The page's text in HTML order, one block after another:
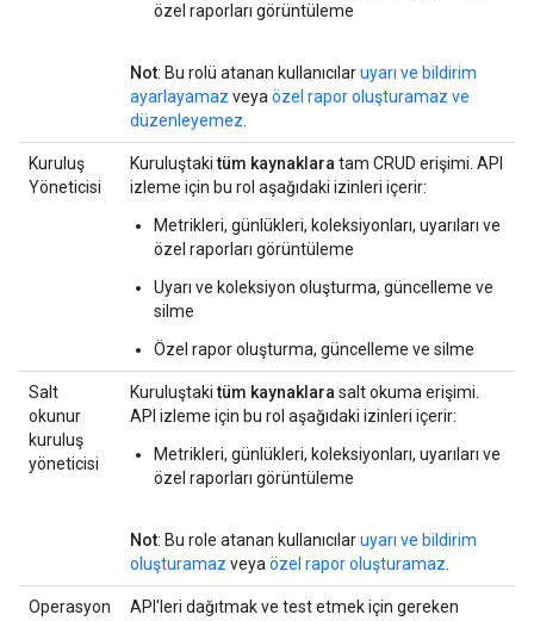
özel raporları görüntüleme
Not: Bu rolü atanan kullanıcılaruyarı ve bildirim
ayarlayamaz veya özel rapor oluşturamaz ve
düzenleyemez
Kuruluş
Yöneticisi
Kuruluştakitüm kaynaklara tam CRUD erişimi. API
izleme için bu rol aşağıdaki izinleri içerir:
Metrikleri, günlükleri, koleksiyonları, uyarıları ve
özel raporları görüntüleme
Uyarı ve koleksiyon oluşturma, güncelleme ve
silme
Özel rapor oluşturma, güncelleme ve silme
Salt
okunur
kuruluş
yöneticisi
Kuruluştakitüm kaynaklara salt okuma erişimi.
API izleme için bu rol aşağıdaki izinleri içerir:
Metrikleri, günlükleri, koleksiyonları, uyarıları ve
özel raporları görüntüleme
Not: Bu role atanan kullanıcılaruyarı ve bildirim
oluşturamaz veya özel rapor oluşturamaz
Operasyon API'leri dağıtmak ve test etmek için gereken